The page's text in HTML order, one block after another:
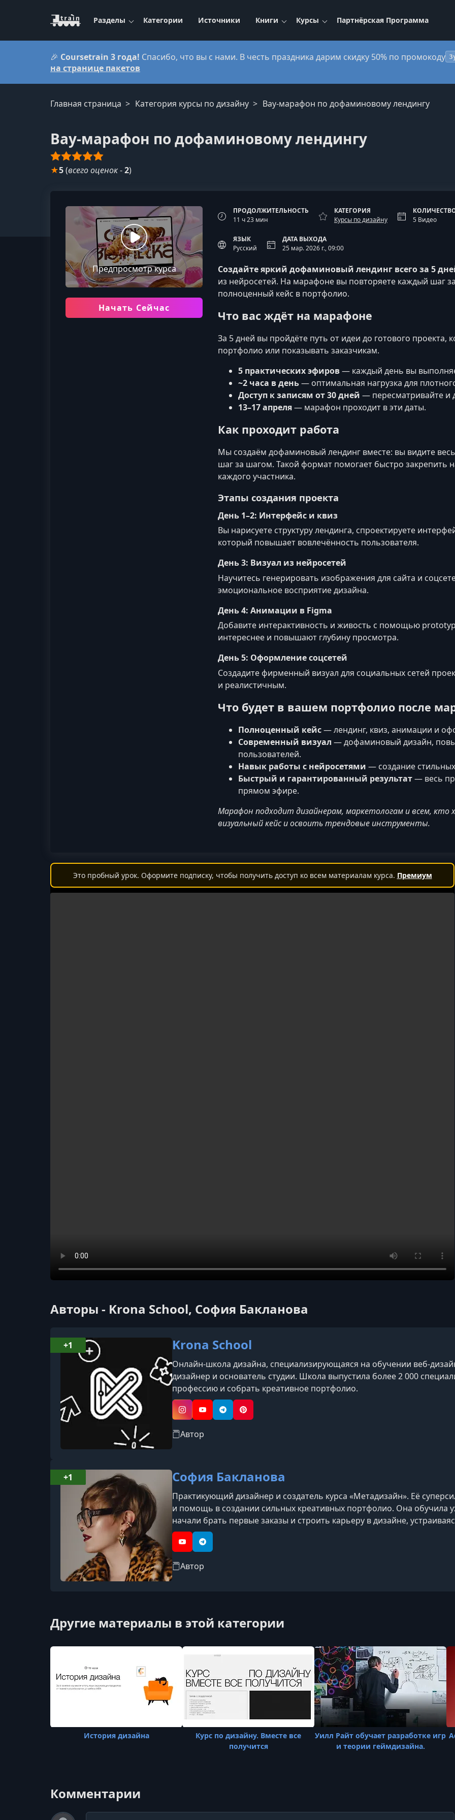
Разделы Категории Источники Книги Курсы Партнёрская Программа
🎉 Coursetrain 3 года! Спасибо, что вы с нами. В честь праздника дарим скидку 50% по промокоду
на странице пакетов
Главная страница Категория курсы по дизайну Вау-марафон по дофаминовому лендингу
Вау-марафон по дофаминовому лендингу
★5(всего оценок-2)
Предпросмотр курса
Начать Сейчас
ПРОДОЛЖИТЕЛЬНОСТЬ
11 ч 23 мин
КАТЕГОРИЯ
Курсы по дизайну
5 Видео
ЯЗЫК
Русский
ДАТА ВЫХОДА
25 мар. 2026 г., 09:00
Создайте яркий дофаминовый лендинг всего за 5
из нейросетей. На марафоне вы повторяете каждый шаг
полноценный кейс в портфолио.
Что вас ждёт на марафоне
За 5 дней вы пройдёте путь от идеи до готового проекта,
портфолио или показывать заказчикам.
5 практических эфиров— каждый день вы
~2 часа в день— оптимальная нагрузка для
Доступ к записям от 30 дней — пересматривайте и
13–17 апреля— марафон проходит в эти даты.
Как проходит работа
Мы создаём дофаминовый лендинг вместе: вы видите
шаг за шагом. Такой формат помогает быстро закрепить
каждого участника.
Этапы создания проекта
День 1–2: Интерфейс и квиз
Вы нарисуете структуру лендинга, спроектируете
который повышает вовлечённость пользователя.
День 3: Визуал из нейросетей
Научитесь генерировать изображения для сайта и
эмоциональное восприятие дизайна.
День 4: Анимации в Figma
Добавите интерактивность и живость с помощью
интереснее и повышают глубину просмотра.
День 5: Оформление соцсетей
Создадите фирменный визуал для социальных сетей
и реалистичным.
Что будет в вашем портфолио после
Полноценный кейс— лендинг, квиз, анимации и
Современный визуал — дофаминовый дизайн,
пользователей.
Навык работы с нейросетями — создание
Быстрый и гарантированный результат— весь
прямом эфире.
Марафон подходит дизайнерам, маркетологам и всем, кто
визуальный кейс и освоить трендовые инструменты.
Это пробный урок. Оформите подписку, чтобы получить доступ ко всем материалам курса. Премиум
Авторы - Krona School, София Бакланова
Krona School
Онлайн-школа дизайна, специализирующаяся на обучении веб-
дизайнер и основатель студии. Школа выпустила более 2 000
профессию и собрать креативное портфолио.
InstagramYouTubeTelegramPinterest
Автор
+1
София Бакланова
Практикующий дизайнер и создатель курса «Метадизайн». Её
и помощь в создании сильных креативных портфолио. Она обучила
начали брать первые заказы и строить карьеру в дизайне,
выступает спикером на профильных конференциях и является
«Дизайн выходных».
YouTubeTelegram
Автор
+1
Другие материалы в этой категории
История дизайна
Курс по дизайну. Вместе все
получится
Уилл Райт обучает разработке игр
и теории геймдизайна.
Комментарии
Комментарий